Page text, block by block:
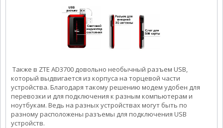
Также в ZTE AD3700 довольно необычный разъем USB,
который выдвигается из корпуса на торцевой части
устройства. Благодаря такому решению модем удобен для
перевозки и для подключения к разным компьютерам и
ноутбукам. Ведь на разных устройствах могут быть по
разному расположены разъемы для подключения USB
устройств.